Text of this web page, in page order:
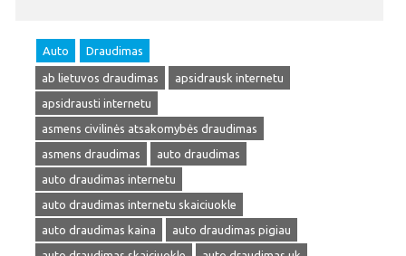
Auto Draudimas
ab lietuvos draudimas
apsidrausk internetu
apsidrausti internetu
asmens civilinės atsakomybės draudimas
asmens draudimas
auto draudimas
auto draudimas internetu
auto draudimas internetu skaiciuokle
auto draudimas kaina
auto draudimas pigiau